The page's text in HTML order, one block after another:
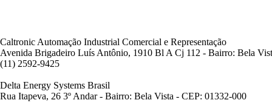
Caltronic Automação Industrial Comercial e Representação
Avenida Brigadeiro Luís Antônio, 1910 Bl A Cj 112 - Bairro: Bela
(11) 2592-9425
Delta Energy Systems Brasil
Rua Itapeva, 26 3º Andar - Bairro: Bela Vista - CEP: 01332-000